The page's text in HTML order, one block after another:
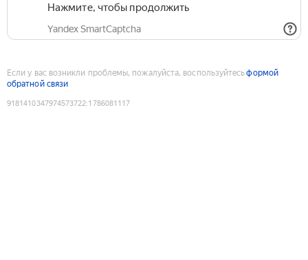
Нажмите, чтобы продолжить
Yandex SmartCaptcha
Если у вас возникли проблемы, пожалуйста, воспользуйтесьформой
обратной связи
9181410347974573722:1786081117